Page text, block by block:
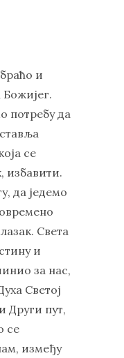
и
потребу да
се
избавити.
да једемо
Света
и
за нас,
Светој
Други пут,
се
између